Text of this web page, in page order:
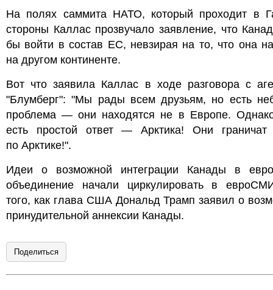
На полях саммита НАТО, который проходит в
стороны Каллас прозвучало заявление, что
бы войти в состав ЕС, невзирая на то, что она
на другом континенте.
Вот что заявила Каллас в ходе разговора с
"Блумберг": "Мы рады всем друзьям, но есть
проблема — они находятся не в Европе.
есть простой ответ — Арктика! Они
по Арктике!".
Идеи о возможной интеграции Канады в
объединение начали циркулировать в
того, как глава США Дональд Трамп заявил о
принудительной аннексии Канады.
Поделиться